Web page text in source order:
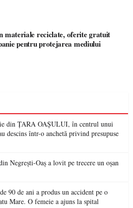
materiale reciclate, oferite gratuit
pentru protejarea mediului
din ȚARA OAȘULUI, în centrul unui
descins într-o anchetă privind presupuse
Negrești-Oaș a lovit pe trecere un oșan
90 de ani a produs un accident pe o
Mare. O femeie a ajuns la spital